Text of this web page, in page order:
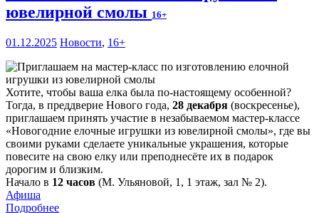
ювелирной смолы 16+
01.12.2025 Новости, 16+
Хотите, чтобы ваша елка была по-настоящему особенной?
Тогда, в преддверие Нового года, 28 декабря (воскресенье),
приглашаем принять участие в незабываемом мастер-классе
«Новогодние елочные игрушки из ювелирной смолы», где вы
своими руками сделаете уникальные украшения, которые
повесите на свою елку или преподнесёте их в подарок
дорогим и близким.
Начало в 12 часов (М. Ульяновой, 1, 1 этаж, зал № 2).
Афиша
Подробнее